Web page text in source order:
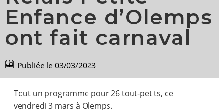
Enfance d’Olemps
ont fait carnaval
Publiée le03/03/2023
Tout un programme pour 26 tout-petits, ce
vendredi 3 mars à Olemps.